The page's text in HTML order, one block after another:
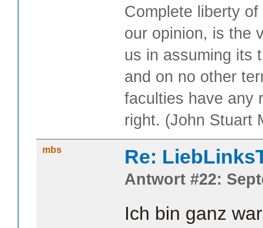
Complete liberty
our opinion, is the
us in assuming its
and on no other
faculties have any
right. (John Stuart
mbs Re:
Antwort #22:
Ich bin ganz